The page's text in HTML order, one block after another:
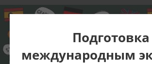
международным